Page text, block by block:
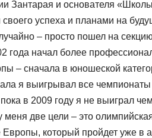
Зантарая и основателя
своего успеха и планами на
– просто пошел на
года начал более
– сначала в юношеской
я выигрывал все
в 2009 году я не выиграл
две цели – это
Европы, который пройдет уже